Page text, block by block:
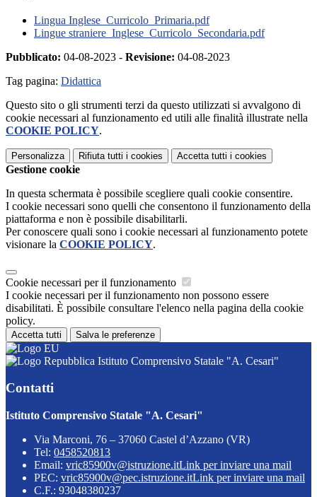
Lingua Inglese_Curricolo_Primaria.pdf
Lingue straniere_Inglese_Curricolo_Secondaria.pdf
Pubblicato: 04-08-2023 - Revisione: 04-08-2023
Tag pagina: Didattica
Questo sito o gli strumenti terzi da questo utilizzati si avvalgono di
cookie necessari al funzionamento ed utili alle finalità illustrate nella
COOKIE POLICY.
Personalizza Rifiuta tutti i cookies Accetta tutti i cookies
Gestione cookie
In questa schermata è possibile scegliere quali cookie consentire.
I cookie necessari sono quelli che consentono il funzionamento della
piattaforma e non è possibile disabilitarli.
Per conoscere quali sono i cookie necessari al funzionamento potete
visionare la COOKIE POLICY.
Cookie necessari per il funzionamento
I cookie necessari per il funzionamento non possono essere
disabilitati. È possibile consultare l'elenco nella pagina della cookie
policy.
Accetta tutti Salva le preferenze
Istituto Comprensivo Statale "A. Cesari"
Contatti
Istituto Comprensivo Statale "A. Cesari"
Via Marconi, 76 – 37060 Castel d’Azzano (VR)
Tel: 0458520813
Email: vric85900v@istruzione.itLink per inviare una mail
PEC: vric85900v@pec.istruzione.itLink per inviare una mail
C.F.: 93048380237